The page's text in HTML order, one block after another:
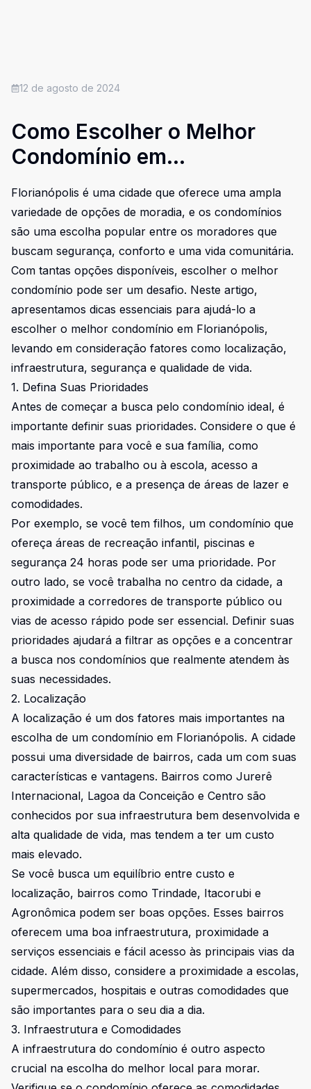
12 de agosto de 2024
Como Escolher o Melhor
Condomínio em
Florianópolis
Florianópolis é uma cidade que oferece uma ampla
variedade de opções de moradia, e os condomínios
são uma escolha popular entre os moradores que
buscam segurança, conforto e uma vida comunitária.
Com tantas opções disponíveis, escolher o melhor
condomínio pode ser um desafio. Neste artigo,
apresentamos dicas essenciais para ajudá-lo a
escolher o melhor condomínio em Florianópolis,
levando em consideração fatores como localização,
infraestrutura, segurança e qualidade de vida.
1. Defina Suas Prioridades
Antes de começar a busca pelo condomínio ideal, é
importante definir suas prioridades. Considere o que é
mais importante para você e sua família, como
proximidade ao trabalho ou à escola, acesso a
transporte público, e a presença de áreas de lazer e
comodidades.
Por exemplo, se você tem filhos, um condomínio que
ofereça áreas de recreação infantil, piscinas e
segurança 24 horas pode ser uma prioridade. Por
outro lado, se você trabalha no centro da cidade, a
proximidade a corredores de transporte público ou
vias de acesso rápido pode ser essencial. Definir suas
prioridades ajudará a filtrar as opções e a concentrar
a busca nos condomínios que realmente atendem às
suas necessidades.
2. Localização
A localização é um dos fatores mais importantes na
escolha de um condomínio em Florianópolis. A cidade
possui uma diversidade de bairros, cada um com suas
características e vantagens. Bairros como Jurerê
Internacional, Lagoa da Conceição e Centro são
conhecidos por sua infraestrutura bem desenvolvida e
alta qualidade de vida, mas tendem a ter um custo
mais elevado.
Se você busca um equilíbrio entre custo e
localização, bairros como Trindade, Itacorubi e
Agronômica podem ser boas opções. Esses bairros
oferecem uma boa infraestrutura, proximidade a
serviços essenciais e fácil acesso às principais vias da
cidade. Além disso, considere a proximidade a escolas,
supermercados, hospitais e outras comodidades que
são importantes para o seu dia a dia.
3. Infraestrutura e Comodidades
A infraestrutura do condomínio é outro aspecto
crucial na escolha do melhor local para morar.